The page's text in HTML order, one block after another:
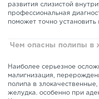
развития слизистой
профессиональная
поможет точно
Чем опасны полипы в
Наиболее серьезное
малигнизация,
полипа в
желудка. особенно при